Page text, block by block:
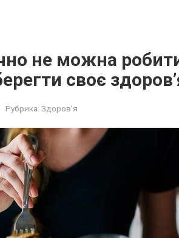
не мoжна робити
своє
Рубрика: Здоров'я